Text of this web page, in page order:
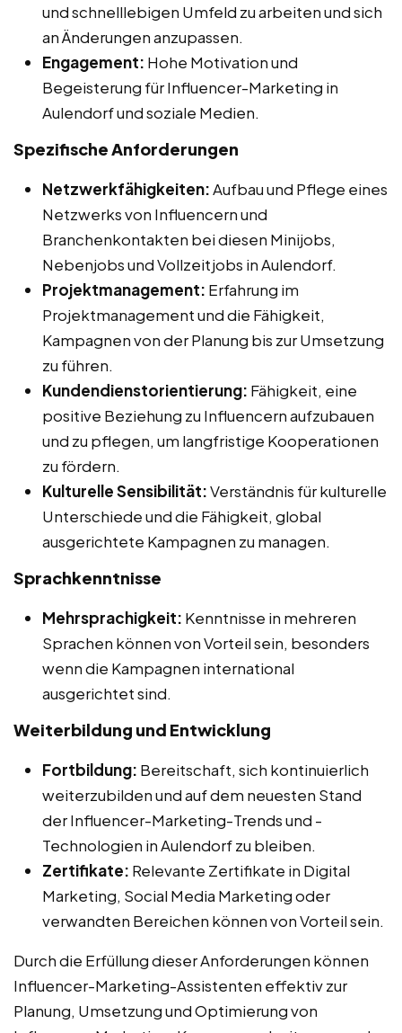
und schnelllebigen Umfeld zu arbeiten und sich
an Änderungen anzupassen.
Engagement: Hohe Motivation und
Begeisterung für Influencer-Marketing in
Aulendorf und soziale Medien.
Spezifische Anforderungen
Netzwerkfähigkeiten:Aufbau und Pflege eines
Netzwerks von Influencern und
Branchenkontakten bei diesen Minijobs,
Nebenjobs und Vollzeitjobs in Aulendorf.
Projektmanagement: Erfahrung im
Projektmanagement und die Fähigkeit,
Kampagnen von der Planung bis zur Umsetzung
zu führen.
Kundendienstorientierung: Fähigkeit, eine
positive Beziehung zu Influencern aufzubauen
und zu pflegen, um langfristige Kooperationen
zu fördern.
Kulturelle Sensibilität:Verständnis für kulturelle
Unterschiede und die Fähigkeit, global
ausgerichtete Kampagnen zu managen.
Sprachkenntnisse
Mehrsprachigkeit: Kenntnisse in mehreren
Sprachen können von Vorteil sein, besonders
wenn die Kampagnen international
ausgerichtet sind.
Weiterbildung und Entwicklung
Fortbildung: Bereitschaft, sich kontinuierlich
weiterzubilden und auf dem neuesten Stand
der Influencer-Marketing-Trends und -
Technologien in Aulendorf zu bleiben.
Zertifikate: Relevante Zertifikate in Digital
Marketing, Social Media Marketing oder
verwandten Bereichen können von Vorteil sein.
Durch die Erfüllung dieser Anforderungen können
Influencer-Marketing-Assistenten effektiv zur
Planung, Umsetzung und Optimierung von